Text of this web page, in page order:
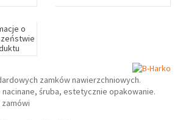
o
zamków nawierzchniowych.
śruba, estetycznie opakowanie.
zamówi